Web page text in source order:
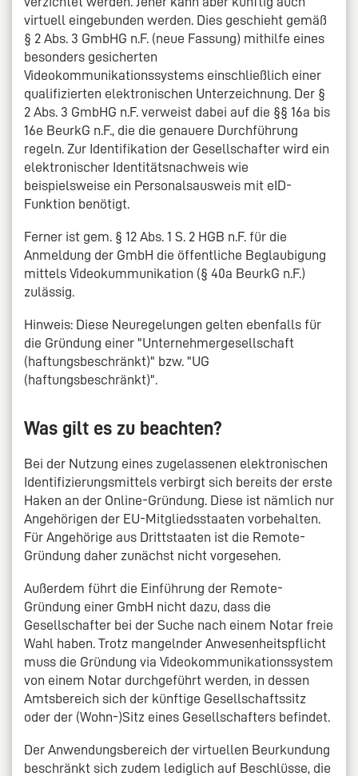
virtuell eingebunden werden. Dies geschieht gemäß
§ 2 Abs. 3 GmbHG n.F. (neue Fassung) mithilfe eines
besonders gesicherten
Videokommunikationssystems einschließlich einer
qualifizierten elektronischen Unterzeichnung. Der §
2 Abs. 3 GmbHG n.F. verweist dabei auf die §§ 16a bis
16e BeurkG n.F., die die genauere Durchführung
regeln. Zur Identifikation der Gesellschafter wird ein
elektronischer Identitätsnachweis wie
beispielsweise ein Personalsausweis mit eID-
Funktion benötigt.
Ferner ist gem. § 12 Abs. 1 S. 2 HGB n.F. für die
Anmeldung der GmbH die öffentliche Beglaubigung
mittels Videokummunikation (§ 40a BeurkG n.F.)
zulässig.
Hinweis: Diese Neuregelungen gelten ebenfalls für
die Gründung einer "Unternehmergesellschaft
(haftungsbeschränkt)" bzw. "UG
(haftungsbeschränkt)".
Was gilt es zu beachten?
Bei der Nutzung eines zugelassenen elektronischen
Identifizierungsmittels verbirgt sich bereits der erste
Haken an der Online-Gründung. Diese ist nämlich nur
Angehörigen der EU-Mitgliedsstaaten vorbehalten.
Für Angehörige aus Drittstaaten ist die Remote-
Gründung daher zunächst nicht vorgesehen.
Außerdem führt die Einführung der Remote-
Gründung einer GmbH nicht dazu, dass die
Gesellschafter bei der Suche nach einem Notar freie
Wahl haben. Trotz mangelnder Anwesenheitspflicht
muss die Gründung via Videokommunikationssystem
von einem Notar durchgeführt werden, in dessen
Amtsbereich sich der künftige Gesellschaftssitz
oder der (Wohn-)Sitz eines Gesellschafters befindet.
Der Anwendungsbereich der virtuellen Beurkundung
beschränkt sich zudem lediglich auf Beschlüsse, die